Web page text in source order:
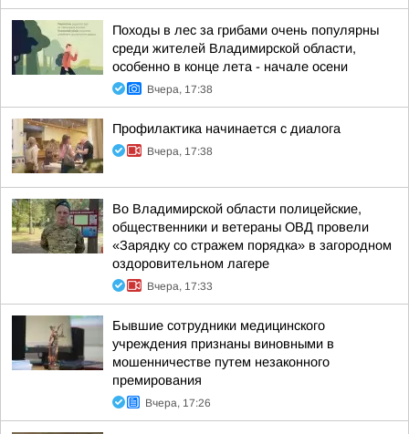
Походы в лес за грибами очень популярны
среди жителей Владимирской области,
особенно в конце лета - начале осени
Вчера, 17:38
Профилактика начинается с диалога
Вчера, 17:38
Во Владимирской области полицейские,
общественники и ветераны ОВД провели
«Зарядку со стражем порядка» в загородном
оздоровительном лагере
Вчера, 17:33
Бывшие сотрудники медицинского
учреждения признаны виновными в
мошенничестве путем незаконного
премирования
Вчера, 17:26